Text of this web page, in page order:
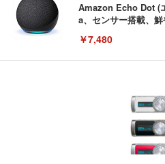
Amazon Echo Dot (
a、センサー搭載、
￥7,480
[EdoErgo] オフィス
い 跳ね上げ式アー
キング pc 事務椅子
ン樹脂ベース 通気
(黒網+黒枠+黒足)
EIZO ビジネス向け
EV3240X-WT | 31.5
Amazonベーシック
回使い捨て 無香料 ホ